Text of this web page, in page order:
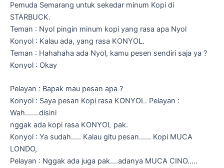
Pemuda Semarang untuk sekedar minum Kopi di
STARBUCK.
Teman : Nyol pingin minum kopi yang rasa apa Nyol
Konyol : Kalau ada, yang rasa KONYOL.
Teman : Hahahaha ada Nyol, kamu pesen sendiri saja ya ?
Konyol : Okay
Pelayan : Bapak mau pesan apa ?
Konyol : Saya pesan Kopi rasa KONYOL. Pelayan :
Wah…….disini
nggak ada kopi rasa KONYOL pak.
Konyol : Ya sudah….. Kalau gitu pesan…… Kopi MUCA
LONDO,
Pelayan : Nggak ada juga pak….adanya MUCA CINO…..